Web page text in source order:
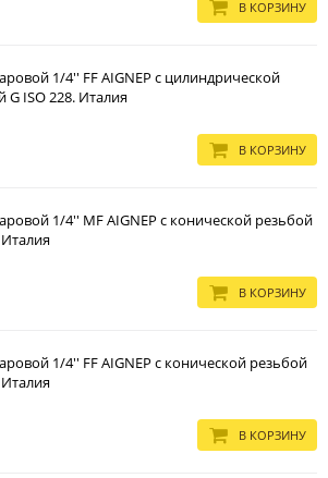
В КОРЗИНУ
1/4'' FF AIGNEP с цилиндрической
G ISO 228. Италия
В КОРЗИНУ
1/4'' MF AIGNEP c конической резьбой
Италия
В КОРЗИНУ
1/4'' FF AIGNEP c конической резьбой
Италия
В КОРЗИНУ